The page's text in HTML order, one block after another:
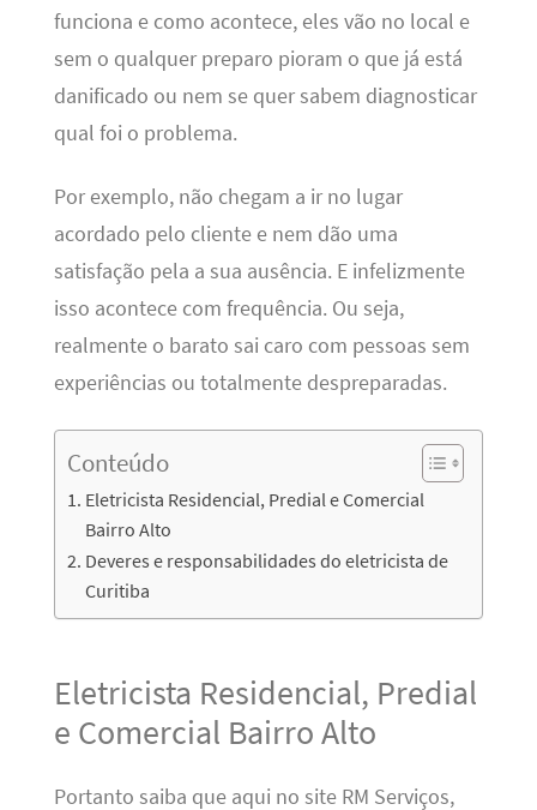
funciona e como acontece, eles vão no local e
sem o qualquer preparo pioram o que já está
danificado ou nem se quer sabem diagnosticar
qual foi o problema.
Por exemplo, não chegam a ir no lugar
acordado pelo cliente e nem dão uma
satisfação pela a sua ausência. E infelizmente
isso acontece com frequência. Ou seja,
realmente o barato sai caro com pessoas sem
experiências ou totalmente despreparadas.
Conteúdo
Eletricista Residencial, Predial e Comercial
Bairro Alto
Deveres e responsabilidades do eletricista de
Curitiba
Eletricista Residencial, Predial
e Comercial Bairro Alto
Portanto saiba que aqui no site RM Serviços,